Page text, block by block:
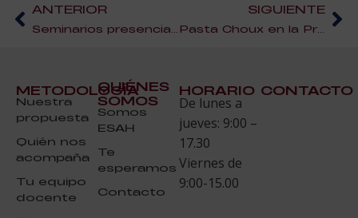
ANTERIOR SIGUIENTE
Pasta Choux en la Práctica Presencial de Pastelería ESAH en Sevilla
METODOLOGÍA
Nuestra
propuesta
Quién nos
acompaña
Tu equipo
docente
QUIÉNES
SOMOS
Somos
ESAH
Te
esperamos
Contacto
HORARIO
De lunes a
jueves: 9:00 –
17.30
Viernes de
9:00-15.00
CONTACTO